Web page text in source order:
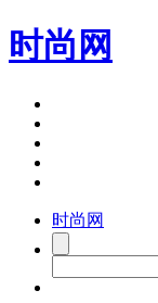
时尚网
时尚网